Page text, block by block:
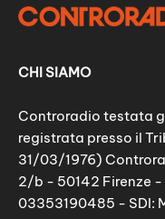
CHI SIAMO
Controradio testata
registrata presso il
31/03/1976)
2/b - 50142 Firenze -
03353190485 - SDI: